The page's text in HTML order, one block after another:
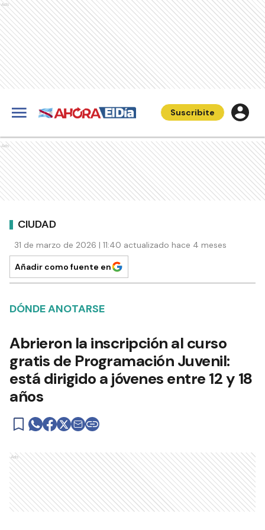
Ads
Suscribite
Ads
CIUDAD
31 de marzo de 2026 | 11:40 actualizado hace 4 meses
Añadir como fuente en
DÓNDE ANOTARSE
Abrieron la inscripción al curso
gratis de Programación Juvenil:
está dirigido a jóvenes entre 12 y 18
años
Ads